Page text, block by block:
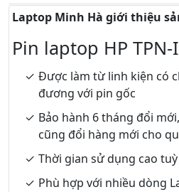
Laptop Minh Hà giới thiệu
Pin laptop HP TPN-
Được làm từ linh kiện có
đương với pin gốc
Bảo hành 6 tháng đổi
cũng đổi hàng mới cho
Thời gian sử dụng cao
Phù hợp với nhiều dòng